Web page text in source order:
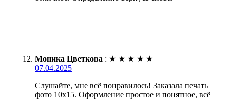
Моника Цветкова : ★ ★ ★ ★ ★
07.04.2025
Слушайте, мне всё понравилось! Заказала печать
фото 10х15. Оформление простое и понятное, всё